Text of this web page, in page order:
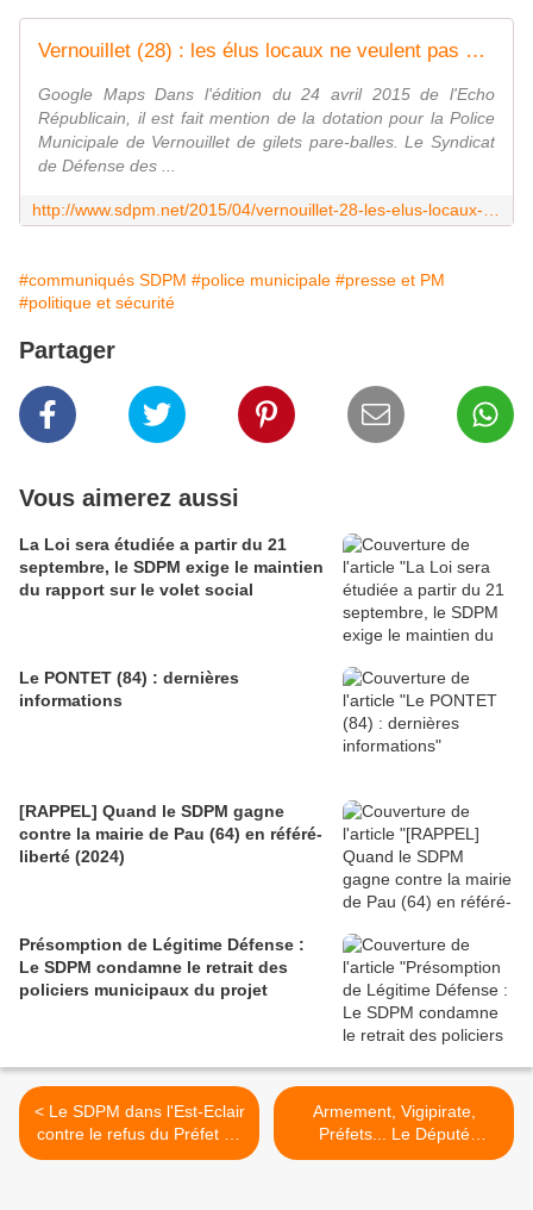
Vernouillet (28) : les élus locaux ne veulent pas d'armement - Communiqué du SDPM - Syndicat de la Police Municipale N°1 / SDPM
Google Maps Dans l'édition du 24 avril 2015 de l'Echo
Républicain, il est fait mention de la dotation pour la Police
Municipale de Vernouillet de gilets pare-balles. Le Syndicat
de Défense des ...
#communiqués SDPM #police municipale #presse et PM
#politique et sécurité
Partager
Vous aimerez aussi
La Loi sera étudiée a partir du 21
septembre, le SDPM exige le maintien
du rapport sur le volet social
Le PONTET (84) : dernières
informations
[RAPPEL] Quand le SDPM gagne
contre la mairie de Pau (64) en référé-
liberté (2024)
Présomption de Légitime Défense :
Le SDPM condamne le retrait des
policiers municipaux du projet
< Le SDPM dans l'Est-Eclair
contre le refus du Préfet de
l'Aube d'armer la Police
Armement, Vigipirate,
Préfets... Le Député
MOYNE-BRESSAND